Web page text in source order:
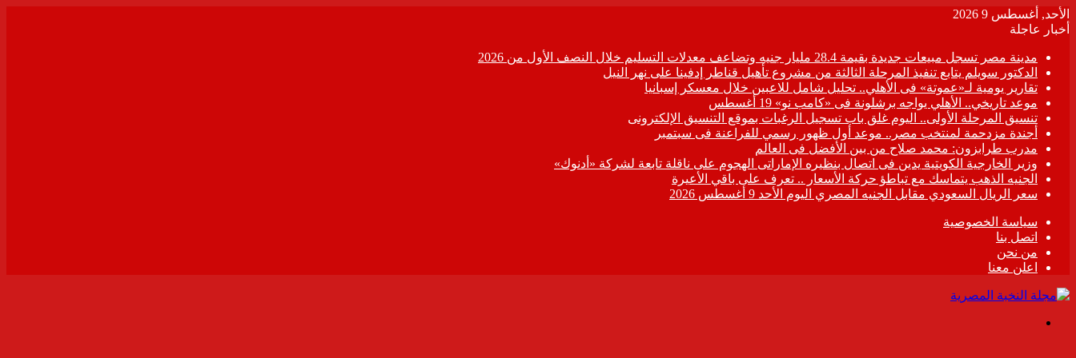
الأحد, أغسطس 9 2026
أخبار عاجلة
مدينة مصر تسجل مبيعات جديدة بقيمة 28.4 مليار جنيه وتضاعف معدلات التسليم خلال النصف الأول من 2026
الدكتور سويلم يتابع تنفيذ المرحلة الثالثة من مشروع تأهيل قناطر إدفينا على نهر النيل
تقارير يومية لـ«عموتة» فى الأهلي.. تحليل شامل للاعبين خلال معسكر إسبانيا
موعد تاريخي.. الأهلي يواجه برشلونة فى «كامب نو» 19 أغسطس
تنسيق المرحلة الأولى.. اليوم غلق باب تسجيل الرغبات بموقع التنسيق الإلكترونى
أجندة مزدحمة لمنتخب مصر.. موعد أول ظهور رسمي للفراعنة فى سبتمبر
مدرب طرابزون: محمد صلاح من بين الأفضل فى العالم
وزير الخارجية الكويتية يدين فى اتصال بنظيره الإماراتى الهجوم على ناقلة تابعة لشركة «أدنوك»
الجنيه الذهب يتماسك مع تباطؤ حركة الأسعار .. تعرف على باقي الأعيرة
سعر الريال السعودي مقابل الجنيه المصري اليوم الأحد 9 أغسطس 2026
سياسة الخصوصية
اتصل بنا
من نحن
اعلن معنا